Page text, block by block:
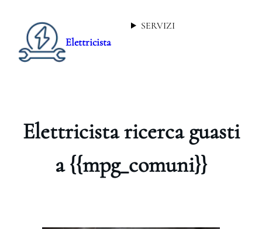
Elettricista
SERVIZI
Elettricista ricerca guasti
a {{mpg_comuni}}